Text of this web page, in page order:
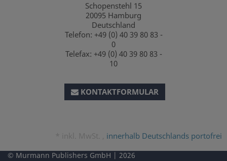
Schopenstehl 15
20095 Hamburg
Deutschland
Telefon: +49 (0) 40 39 80 83 -
0
Telefax: +49 (0) 40 39 80 83 -
10
KONTAKTFORMULAR
innerhalb Deutschlands portofrei
Murmann Publishers GmbH
2026